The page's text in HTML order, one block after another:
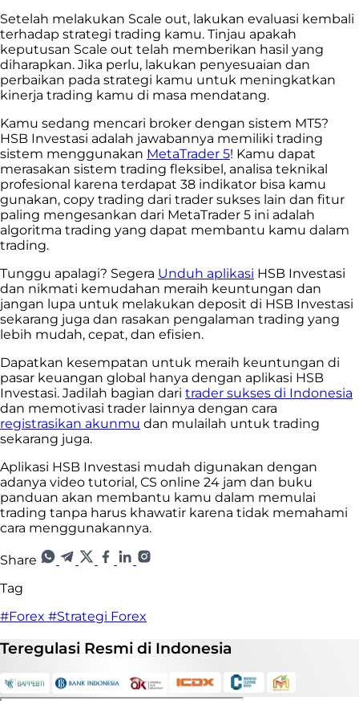
Setelah melakukan Scale out, lakukan evaluasi kembali
terhadap strategi trading kamu. Tinjau apakah
keputusan Scale out telah memberikan hasil yang
diharapkan. Jika perlu, lakukan penyesuaian dan
perbaikan pada strategi kamu untuk meningkatkan
kinerja trading kamu di masa mendatang.
Kamu sedang mencari broker dengan sistem MT5?
HSB Investasi adalah jawabannya memiliki trading
sistem menggunakan MetaTrader 5! Kamu dapat
merasakan sistem trading fleksibel, analisa teknikal
profesional karena terdapat 38 indikator bisa kamu
gunakan, copy trading dari trader sukses lain dan fitur
paling mengesankan dari MetaTrader 5 ini adalah
algoritma trading yang dapat membantu kamu dalam
trading.
Tunggu apalagi? Segera Unduh aplikasi HSB Investasi
dan nikmati kemudahan meraih keuntungan dan
jangan lupa untuk melakukan deposit di HSB Investasi
sekarang juga dan rasakan pengalaman trading yang
lebih mudah, cepat, dan efisien.
Dapatkan kesempatan untuk meraih keuntungan di
pasar keuangan global hanya dengan aplikasi HSB
Investasi. Jadilah bagian dari trader sukses di Indonesia
dan memotivasi trader lainnya dengan cara
registrasikan akunmu dan mulailah untuk trading
sekarang juga.
Aplikasi HSB Investasi mudah digunakan dengan
adanya video tutorial, CS online 24 jam dan buku
panduan akan membantu kamu dalam memulai
trading tanpa harus khawatir karena tidak memahami
cara menggunakannya.
Share
Tag
#Forex #Strategi Forex
Teregulasi Resmi di Indonesia